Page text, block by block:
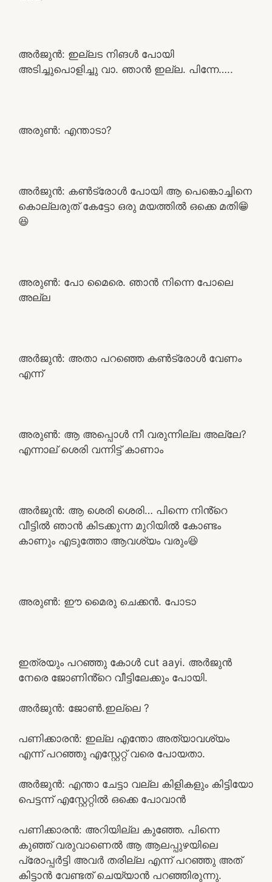
അർജുൻ: ഇല്ലട നിങൾ പോയി
അടിച്ചുപൊളിച്ചു വാ. ഞാൻ ഇല്ല. പിന്നേ…..
അരുൺ: എന്താടാ?
അർജുൻ: കൺട്രോൾ പോയി ആ പെങ്കൊച്ചിനെ
കൊല്ലരുത് കേട്ടോ ഒരു മയത്തിൽ ഒക്കെ മതി😁
😆
അരുൺ: പോ മൈരെ. ഞാൻ നിന്നെ പോലെ
അല്ല
അർജുൻ: അതാ പറഞ്ഞെ കൺട്രോൾ വേണം
എന്ന്
അരുൺ: ആ അപ്പൊൾ നീ വരുന്നില്ല അല്ലേ?
എന്നാല് ശെരി വന്നിട്ട് കാണാം
അർജുൻ: ആ ശെരി ശെരി… പിന്നെ നിൻ്റെ
വീട്ടിൽ ഞാൻ കിടക്കുന്ന മുറിയിൽ കോണ്ടം
കാണും എടുത്തോ ആവശ്യം വരും😆
അരുൺ: ഈ മൈരു ചെക്കൻ. പോടാ
ഇത്രയും പറഞ്ഞു കോൾ cut aayi. അർജുൻ
നേരെ ജോണിൻ്റെ വീട്ടിലേക്കും പോയി.
അർജുൻ: ജോൺ.ഇല്ലെ ?
പണിക്കാരൻ: ഇല്ല എന്തോ അത്യാവശ്യം
എന്ന് പറഞ്ഞു എസ്റ്റേറ്റ് വരെ പോയതാ.
അർജുൻ: എന്താ ചേട്ടാ വല്ല കിളികളും കിട്ടിയോ
പെട്ടന്ന് എസ്റ്റേറ്റിൽ ഒക്കെ പോവാൻ
പണിക്കാരൻ: അറിയില്ല കുഞ്ഞേ. പിന്നെ
കുഞ്ഞ് വരുവാണെൽ ആ ആലപ്പുഴയിലെ
പ്രോപ്പർട്ടി അവർ തരില്ല എന്ന് പറഞ്ഞു അത്
കിട്ടാൻ വേണ്ടത് ചെയ്യാൻ പറഞ്ഞിരുന്നു.